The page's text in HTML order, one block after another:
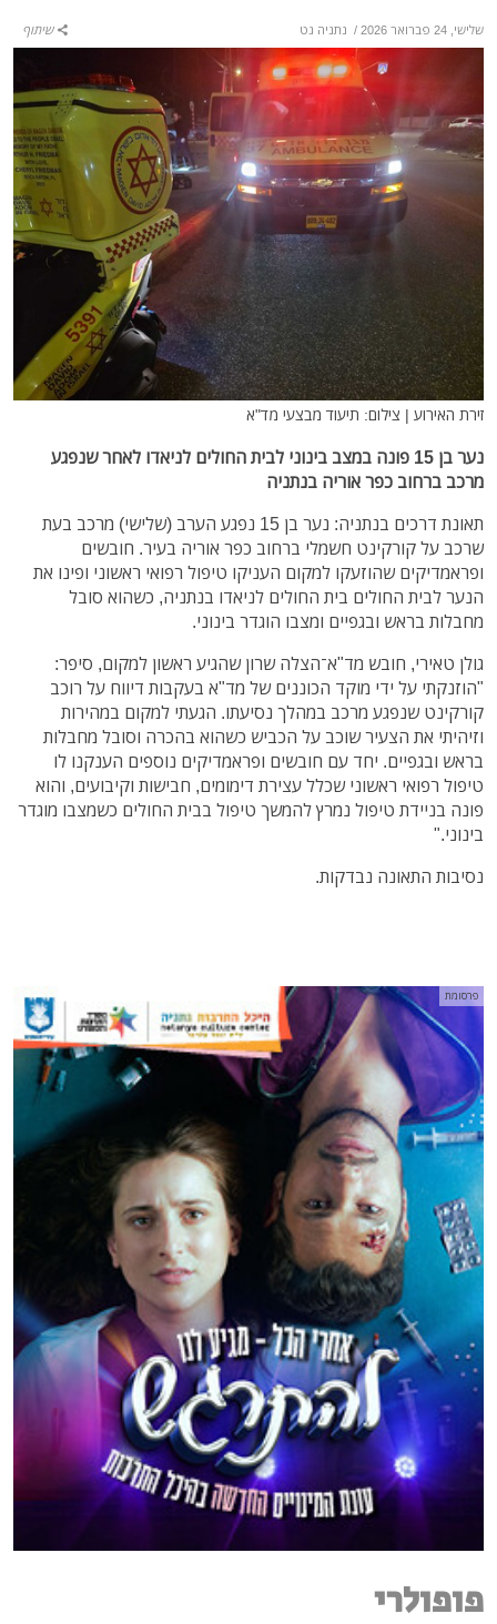
שלישי, 24 פברואר 2026 / נתניה נט שיתוף
זירת האירוע | צילום: תיעוד מבצעי מד"א
נער בן 15 פונה במצב בינוני לבית החולים לניאדו לאחר שנפגע
מרכב ברחוב כפר אוריה בנתניה
תאונת דרכים בנתניה: נער בן 15 נפגע הערב (שלישי) מרכב בעת
שרכב על קורקינט חשמלי ברחוב כפר אוריה בעיר. חובשים
ופראמדיקים שהוזעקו למקום העניקו טיפול רפואי ראשוני ופינו את
הנער לבית החולים בית החולים לניאדו בנתניה, כשהוא סובל
מחבלות בראש ובגפיים ומצבו הוגדר בינוני.
גולן טאירי, חובש מד"א־הצלה שרון שהגיע ראשון למקום, סיפר:
"הוזנקתי על ידי מוקד הכוננים של מד"א בעקבות דיווח על רוכב
קורקינט שנפגע מרכב במהלך נסיעתו. הגעתי למקום במהירות
וזיהיתי את הצעיר שוכב על הכביש כשהוא בהכרה וסובל מחבלות
בראש ובגפיים. יחד עם חובשים ופראמדיקים נוספים הענקנו לו
טיפול רפואי ראשוני שכלל עצירת דימומים, חבישות וקיבועים, והוא
פונה בניידת טיפול נמרץ להמשך טיפול בבית החולים כשמצבו מוגדר
בינוני."
נסיבות התאונה נבדקות.
פרסומת
פופולרי